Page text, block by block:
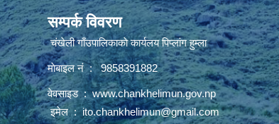
सम्पर्क विवरण
चंखेली गाँउपालिकाकाे कार्यलय पिप्लांग हुम्ला
माेबाइल नं : 9858391882
वेवसाइड :www.chankhelimun.gov.np
इमेल :ito.chankhelimun@gmail.com